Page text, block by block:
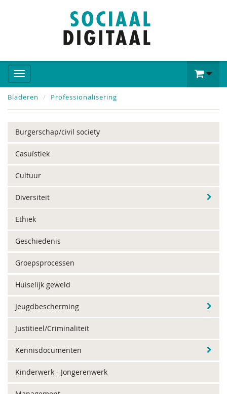
Bladeren Professionalisering
Burgerschap/civil society
Casuïstiek
Cultuur
Diversiteit
Ethiek
Geschiedenis
Groepsprocessen
Huiselijk geweld
Jeugdbescherming
Justitieel/Criminaliteit
Kennisdocumenten
Kinderwerk - Jongerenwerk